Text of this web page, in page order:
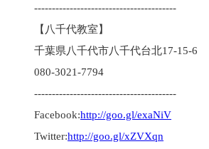
----------------------------------------
【八千代教室】
千葉県八千代市八千代台北17-15-6
080-3021-7794
----------------------------------------
Facebook:http://goo.gl/exaNiV
Twitter:http://goo.gl/xZVXqn